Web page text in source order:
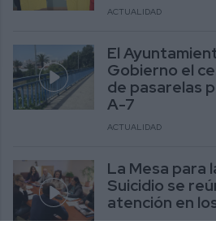
ACTUALIDAD
El
Gobierno el
de pasarelas
A-7
ACTUALIDAD
La Mesa para
Suicidio se
atención en